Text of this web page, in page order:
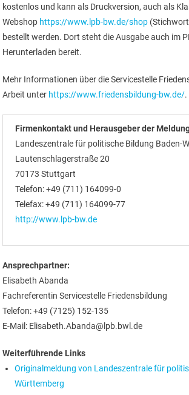
kostenlos und kann als Druckversion, auch als
Webshop https://www.lpb-bw.de/shop
bestellt werden. Dort steht die Ausgabe auch im
Herunterladen bereit.
Mehr Informationen über die Servicestelle
Arbeit unter https://www.friedensbildung-bw.de/.
Firmenkontakt und Herausgeber der
Landeszentrale für politische Bildung Baden-
Lautenschlagerstraße 20
70173 Stuttgart
Telefon: +49 (711) 164099-0
Telefax: +49 (711) 164099-77
http://www.lpb-bw.de
Ansprechpartner:
Elisabeth Abanda
Fachreferentin Servicestelle Friedensbildung
Telefon: +49 (7125) 152-135
E-Mail: Elisabeth.Abanda@lpb.bwl.de
Weiterführende Links
Originalmeldung von Landeszentrale für
Württemberg